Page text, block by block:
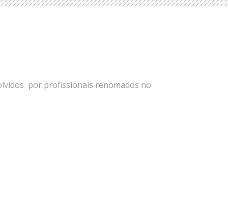
por profissionais renomados no